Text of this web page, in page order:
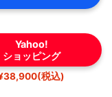
Yahoo!
ショッピング
税込)